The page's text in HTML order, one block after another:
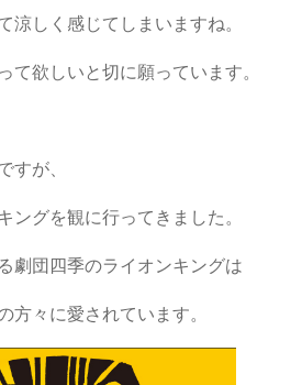
涼しく感じてしまいますね。
て欲しいと切に願っています。
すが、
ングを観に行ってきました。
劇団四季のライオンキングは
方々に愛されています。